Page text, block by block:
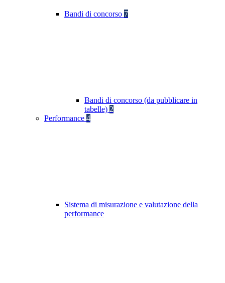
Bandi di concorso 7
Bandi di concorso (da pubblicare in
tabelle) 2
Performance 4
Sistema di misurazione e valutazione della
performance